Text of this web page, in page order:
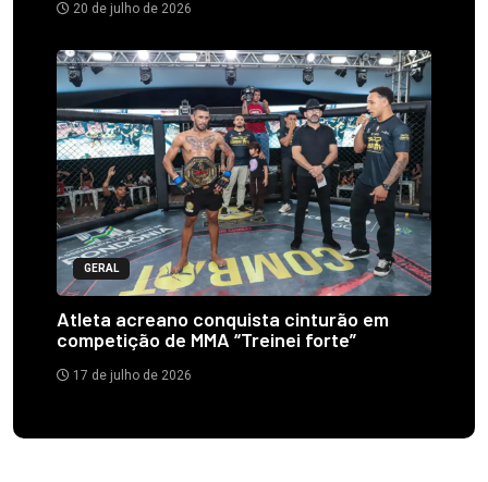
20 de julho de 2026
GERAL
Atleta acreano conquista cinturão em
competição de MMA “Treinei forte”
17 de julho de 2026